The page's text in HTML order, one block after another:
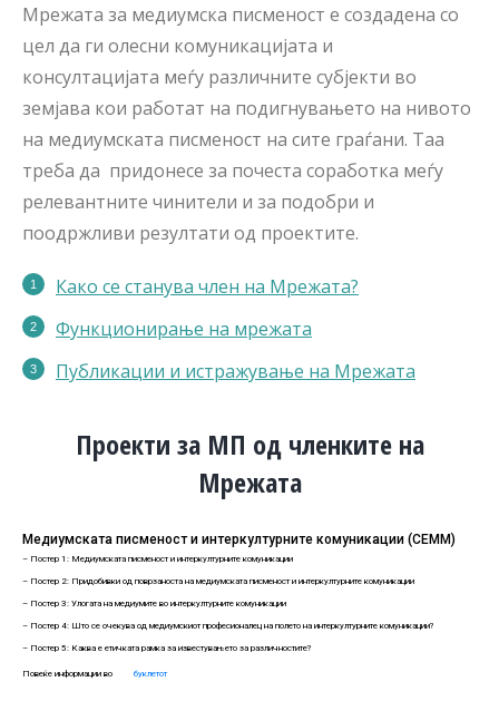
Мрежата за медиумска писменост е создадена со
цел да ги олесни комуникацијата и
консултацијата меѓу различните субјекти во
земјава кои работат на подигнувањето на нивото
на медиумската писменост на сите граѓани. Таа
треба да придонесе за почеста соработка меѓу
релевантните чинители и за подобри и
поодржливи резултати од проектите.
Како се станува член на Мрежата?
Функционирање на мрежата
Публикации и истражување на Мрежата
Проекти за МП од членките на
Мрежата
– Постер 1: Медиумската писменост и интеркултурните комуникации
– Постер 2: Придобивки од поврзаноста на медиумската писменост и интеркултурните комуникации
– Постер 3: Улогата на медиумите во интеркултурните комуникации
– Постер 4: Што се очекува од медиумскиот професионалец на полето на интеркултурните комуникации?
– Постер 5: Каква е етичката рамка за известувањето за различностите?
Медиумската писменост и интеркултурните комуникации (СЕММ)
Повеќе информации во буклетот